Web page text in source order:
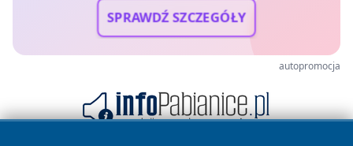
SPRAWDŹ SZCZEGÓŁY
autopromocja